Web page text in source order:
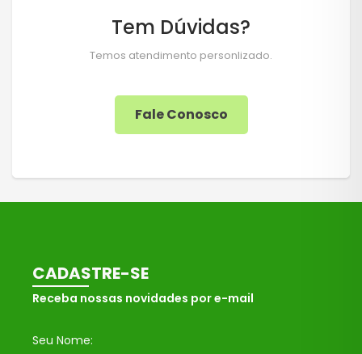
Tem Dúvidas?
Temos atendimento personlizado.
Fale Conosco
CADASTRE-SE
Receba nossas novidades por e-mail
Seu Nome: